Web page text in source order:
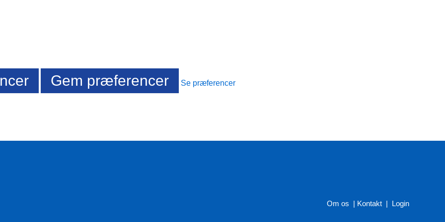
Gem præferencer
Se præferencer
Om os | Kontakt | Login